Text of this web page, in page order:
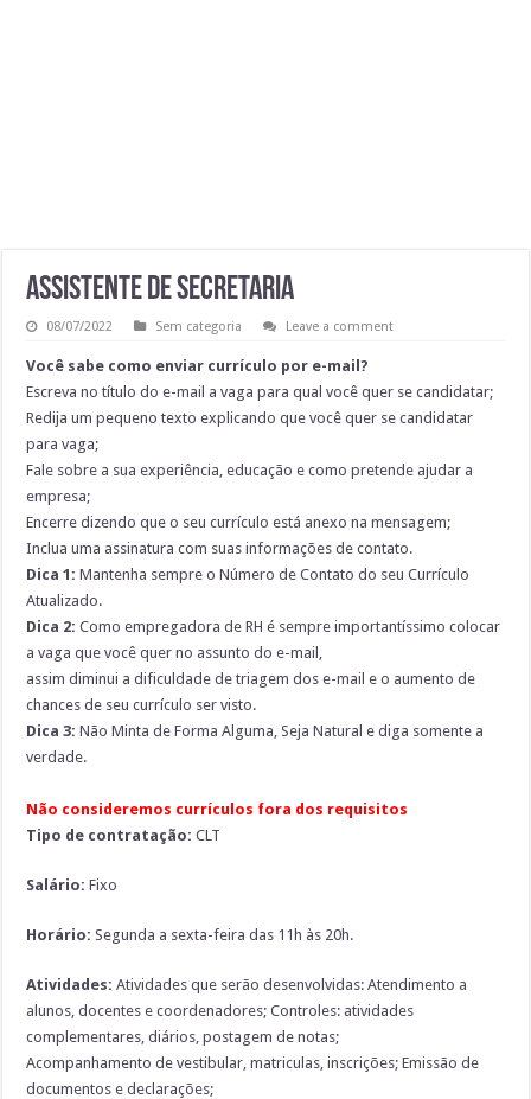
ASSISTENTE DE SECRETARIA
08/07/2022 Sem categoria Leave a comment
Você sabe como enviar currículo por e-mail?
Escreva no título do e-mail a vaga para qual você quer se candidatar;
Redija um pequeno texto explicando que você quer se candidatar
para vaga;
Fale sobre a sua experiência, educação e como pretende ajudar a
empresa;
Encerre dizendo que o seu currículo está anexo na mensagem;
Inclua uma assinatura com suas informações de contato.
Dica 1: Mantenha sempre o Número de Contato do seu Currículo
Atualizado.
Dica 2: Como empregadora de RH é sempre importantíssimo colocar
a vaga que você quer no assunto do e-mail,
assim diminui a dificuldade de triagem dos e-mail e o aumento de
chances de seu currículo ser visto.
Dica 3: Não Minta de Forma Alguma, Seja Natural e diga somente a
verdade.
Não consideremos currículos fora dos requisitos
Tipo de contratação: CLT
Salário:Fixo
Horário: Segunda a sexta-feira das 11h às 20h.
Atividades:Atividades que serão desenvolvidas: Atendimento a
alunos, docentes e coordenadores; Controles: atividades
complementares, diários, postagem de notas;
Acompanhamento de vestibular, matriculas, inscrições; Emissão de
documentos e declarações;